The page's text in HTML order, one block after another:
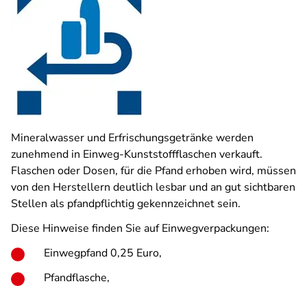
Mineralwasser und Erfrischungsgetränke werden
zunehmend in Einweg-Kunststoffflaschen verkauft.
Flaschen oder Dosen, für die Pfand erhoben wird, müssen
von den Herstellern deutlich lesbar und an gut sichtbaren
Stellen als pfandpflichtig ge­kennzeichnet sein.
Diese Hinweise finden Sie auf Einwegverpackungen:
Ein­wegpfand 0,25 Euro,
Pfandfla­sche,